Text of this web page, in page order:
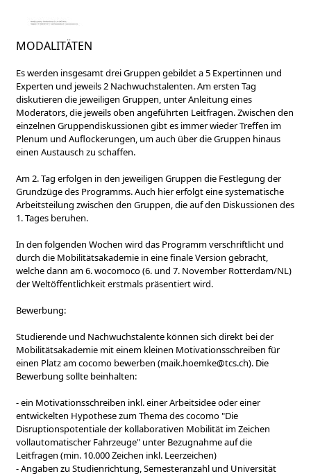
MODALITÄTEN
Es werden insgesamt drei Gruppen gebildet a 5 Expertinnen und
Experten und jeweils 2 Nachwuchstalenten. Am ersten Tag
diskutieren die jeweiligen Gruppen, unter Anleitung eines
Moderators, die jeweils oben angeführten Leitfragen. Zwischen den
einzelnen Gruppendiskussionen gibt es immer wieder Treffen im
Plenum und Auflockerungen, um auch über die Gruppen hinaus
einen Austausch zu schaffen.
Am 2. Tag erfolgen in den jeweiligen Gruppen die Festlegung der
Grundzüge des Programms. Auch hier erfolgt eine systematische
Arbeitsteilung zwischen den Gruppen, die auf den Diskussionen des
1. Tages beruhen.
In den folgenden Wochen wird das Programm verschriftlicht und
durch die Mobilitätsakademie in eine finale Version gebracht,
welche dann am 6. wocomoco (6. und 7. November Rotterdam/NL)
der Weltöffentlichkeit erstmals präsentiert wird.
Bewerbung:
Studierende und Nachwuchstalente können sich direkt bei der
Mobilitätsakademie mit einem kleinen Motivationsschreiben für
einen Platz am cocomo bewerben (maik.hoemke@tcs.ch). Die
Bewerbung sollte beinhalten:
- ein Motivationsschreiben inkl. einer Arbeitsidee oder einer
entwickelten Hypothese zum Thema des cocomo "Die
Disruptionspotentiale der kollaborativen Mobilität im Zeichen
vollautomatischer Fahrzeuge" unter Bezugnahme auf die
Leitfragen (min. 10.000 Zeichen inkl. Leerzeichen)
- Angaben zu Studienrichtung, Semesteranzahl und Universität